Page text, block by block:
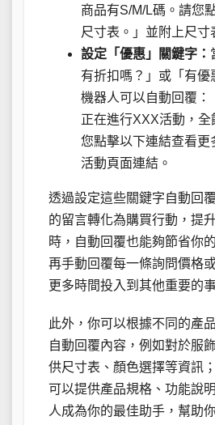
商品有S/M/L碼。請您
尺寸表。」並附上尺寸
設定「優惠」關鍵字：
有折扣嗎？」或「有優
機器人可以自動回覆：
正在進行XXX活動，
您點擊以下連結查看更
活動頁面連結。
透過設定這些關鍵字自動回
的留言轉化為購買行動，提
時，自動回覆也能夠節省你
再手動回覆每一條詢問價格
更多時間投入到其他重要的
此外，你可以根據不同的產
自動回覆內容，例如對於服
供尺寸表、顏色選擇等資訊
可以提供產品規格、功能說
人成為你的最佳助手，幫助